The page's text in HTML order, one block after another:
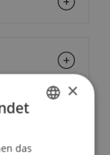
×
das